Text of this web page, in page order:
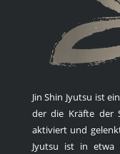
Jin Shin Jyutsu ist
der die Kräfte der
aktiviert und
Jyutsu ist in etwa